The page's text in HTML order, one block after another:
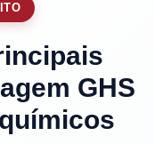
GHS